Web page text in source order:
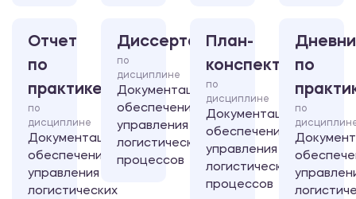
Отчет
по
практике
по
дисциплине
Документационное
обеспечение
управления
логистических
Диссертация
по
дисциплине
Документационное
обеспечение
управления
логистических
процессов
План-
конспект
по
дисциплине
Документационное
обеспечение
управления
логистических
процессов
по
по